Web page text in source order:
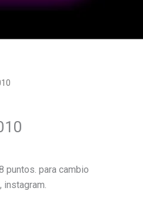
puntos. para cambio